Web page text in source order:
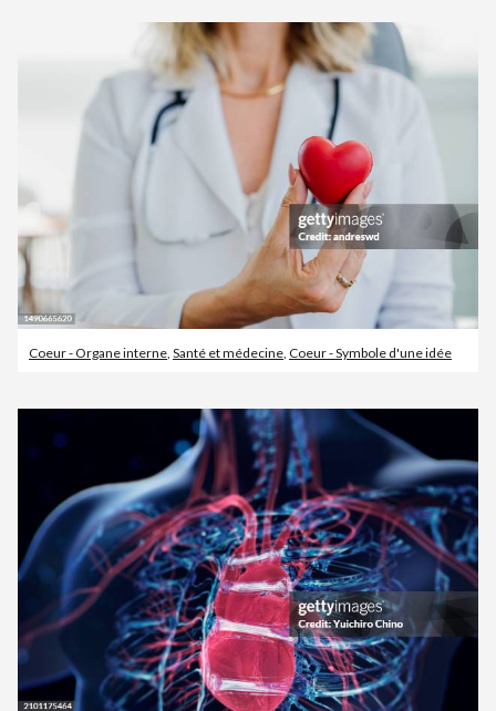
Coeur - Organe interne, Santé et médecine, Coeur - Symbole d'une idée